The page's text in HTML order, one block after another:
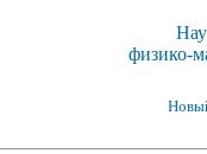
физико-